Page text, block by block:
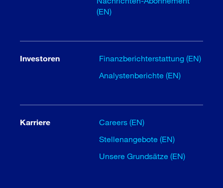
(EN)
Investoren
Finanzberichterstattung (EN)
Analystenberichte (EN)
Karriere
Careers (EN)
Stellenangebote (EN)
Unsere Grundsätze (EN)